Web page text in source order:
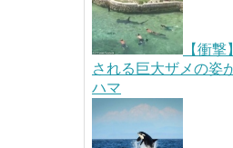
【衝
される巨大ザメの
ハマ